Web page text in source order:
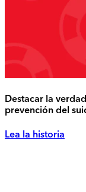
Destacar la
prevención del
Lea la historia